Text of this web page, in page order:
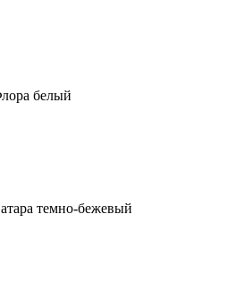
белый
темно-бежевый